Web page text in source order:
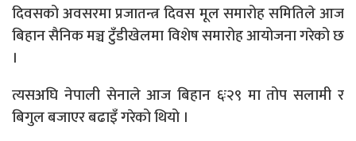
दिवसको अवसरमा प्रजातन्त्र दिवस मूल समारोह समितिले आज
बिहान सैनिक मञ्च टुँडीखेलमा विशेष समारोह आयोजना गरेको छ
।
त्यसअघि नेपाली सेनाले आज बिहान ६ः२९ मा तोप सलामी र
बिगुल बजाएर बढाइँ गरेको थियो ।